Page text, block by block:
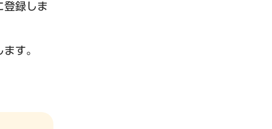
登録しま
す。